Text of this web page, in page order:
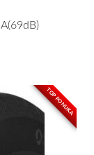
TOP PONUKA